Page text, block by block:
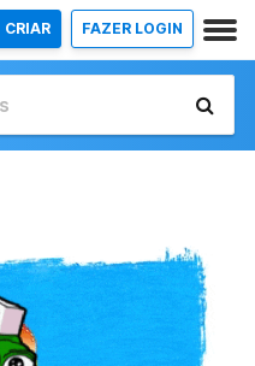
CRIAR FAZER LOGIN